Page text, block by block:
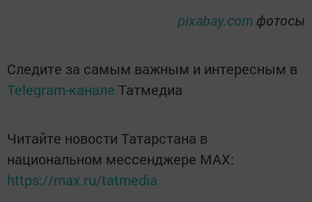
pixabay.com фотосы
Следите за самым важным и интересным в
Telegram-канале Татмедиа
Читайте новости Татарстана в
национальном мессенджере MАХ:
https://max.ru/tatmedia